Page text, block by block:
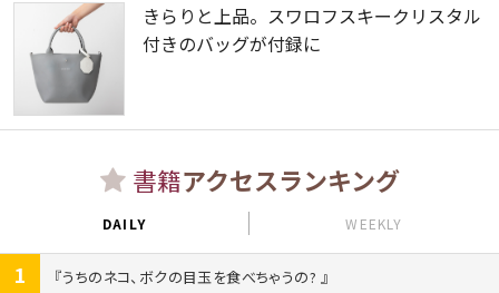
きらりと上品。スワロフスキークリスタル
付きのバッグが付録に
書籍アクセスランキング
DAILY WEEKLY
1
うちのネコ、ボクの目玉を食べちゃうの?